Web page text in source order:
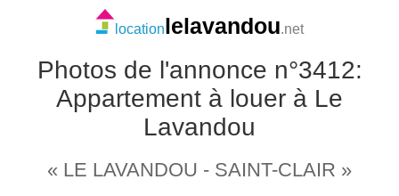
locationlelavandou.net
Photos de l'annonce n°3412:
Appartement à louer à Le
Lavandou
« LE LAVANDOU - SAINT-CLAIR »